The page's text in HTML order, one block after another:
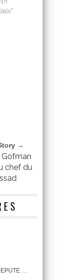
→
chef du
…